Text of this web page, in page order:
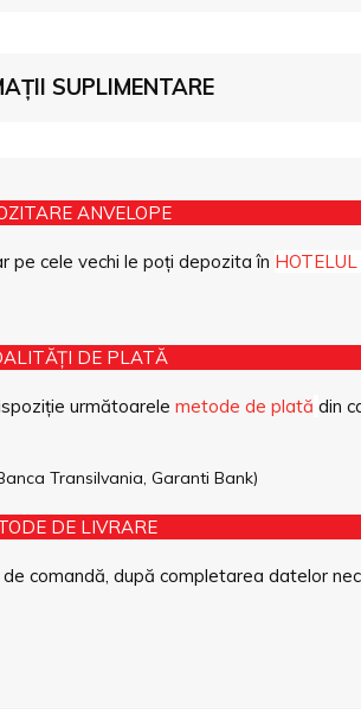
SUPLIMENTARE
ANVELOPE
pe cele vechi le poți depozita în
DE PLATĂ
următoarele metode de plată din
Transilvania, Garanti Bank)
DE LIVRARE
comandă, după completarea datelor